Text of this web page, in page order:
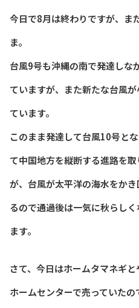
今日で8月は終わりですが、ま
ま。
台風9号も沖縄の南で発達しな
ていますが、また新たな台風
ています。
このまま発達して台風10号と
て中国地方を縦断する進路を
が、台風が太平洋の海水をか
るので通過後は一気に秋らし
ます。
さて、今日はホームタマネギと
ホームセンターで売っていた